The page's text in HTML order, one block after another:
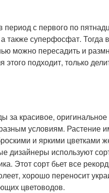
с первого по
также суперфосфат. Тогда
можно пересадить и
подходит, только
за красивое, оригинальное
условиям. Растение
и яркими цветками
дизайнеры используют
Этот сорт бьет все
хорошо переносит
цветоводов.